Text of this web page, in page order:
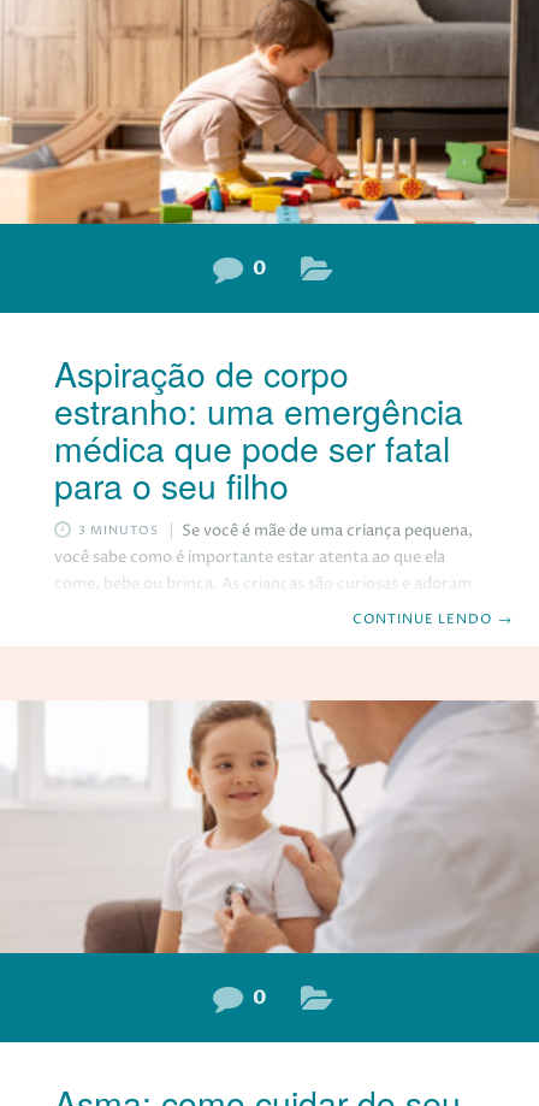
prematuros, principalmente aqueles que nasceram antes
de 30 semanas de gestação ou com menos de 1.000
0
Aspiração de corpo
estranho: uma emergência
médica que pode ser fatal
para o seu filho
3 MINUTOS
Se você é mãe de uma criança pequena,
você sabe como é importante estar atenta ao que ela
come, bebe ou brinca. As crianças são curiosas e adoram
explorar o mundo com a boca, mas isso pode ser muito
e pode causar sérios problemas respiratórios, como
obstrução, inflamação e infecção. A aspiração de
CONTINUE LENDO →
0